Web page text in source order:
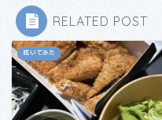
RELATED POST
呟いてみた